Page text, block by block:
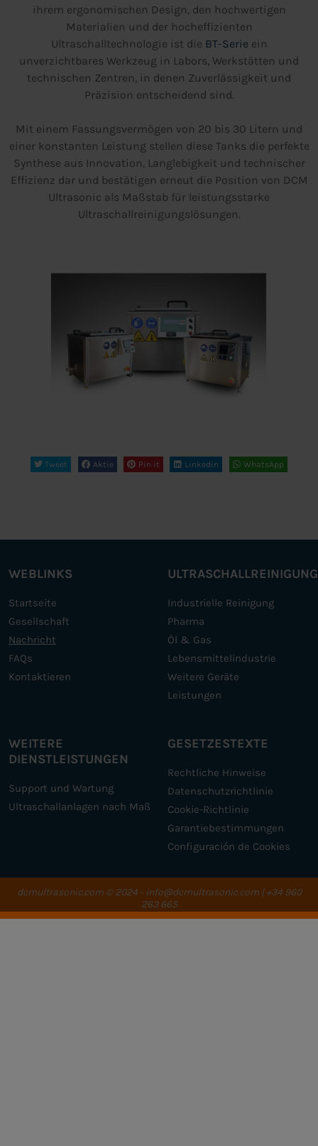
ihrem ergonomischen Design, den hochwertigen
Materialien und der hocheffizienten
Ultraschalltechnologie ist die BT-Serie ein
unverzichtbares Werkzeug in Labors, Werkstätten und
technischen Zentren, in denen Zuverlässigkeit und
Präzision entscheidend sind.
Mit einem Fassungsvermögen von 20 bis 30 Litern und
einer konstanten Leistung stellen diese Tanks die perfekte
Synthese aus Innovation, Langlebigkeit und technischer
Effizienz dar und bestätigen erneut die Position von DCM
Ultrasonic als Maßstab für leistungsstarke
Ultraschallreinigungslösungen.
Tweet Aktie Pin it Linkedin WhatsApp
WEBLINKS
Startseite
Gesellschaft
Nachricht
FAQs
Kontaktieren
Industrielle Reinigung
Pharma
Öl & Gas
Lebensmittelindustrie
Weitere Geräte
Leistungen
WEITERE
DIENSTLEISTUNGEN
Support und Wartung
Ultraschallanlagen nach Maß
GESETZESTEXTE
Rechtliche Hinweise
Datenschutzrichtlinie
Cookie-Richtlinie
Garantiebestimmungen
Configuración de Cookies
dcmultrasonic.com© 2024 - info@dcmultrasonic.com | +34 960
263 665